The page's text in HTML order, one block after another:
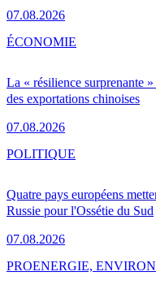
07.08.2026
La « résilience surprenante
des exportations chinoises
07.08.2026
ÉCONOMIE
Quatre pays européens
Russie pour l'Ossétie du Sud
07.08.2026
POLITIQUE
PROENERGIE,